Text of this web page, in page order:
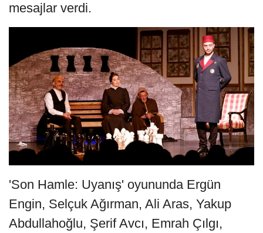
mesajlar verdi.
'Son Hamle: Uyanış' oyununda Ergün
Engin, Selçuk Ağırman, Ali Aras, Yakup
Abdullahoğlu, Şerif Avcı, Emrah Çılgı,